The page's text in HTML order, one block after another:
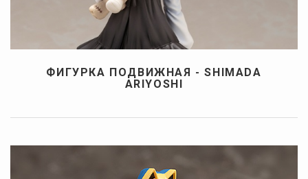
ФИГУРКА ПОДВИЖНАЯ - SHIMADA
ARIYOSHI